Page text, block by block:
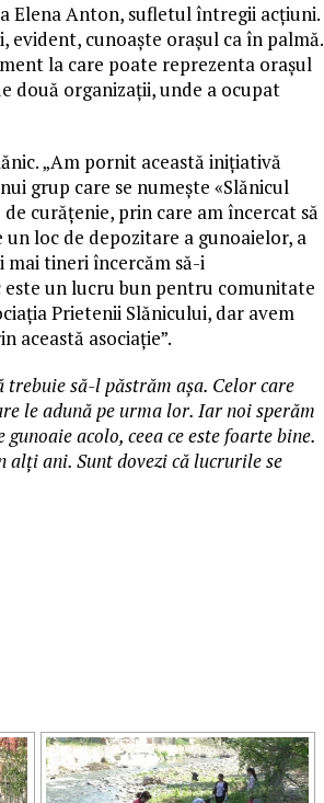
Elena Anton, sufletul întregii acțiuni.
cunoaște orașul ca în palmă.
la care poate reprezenta orașul
două organizații, unde a ocupat
„Am pornit această inițiativă
grup care se numește «Slănicul
curățenie, prin care am încercat să
loc de depozitare a gunoaielor, a
mai tineri încercăm să-i
un lucru bun pentru comunitate
Prietenii Slănicului, dar avem
această asociație”.
să-l păstrăm așa. Celor care
le adună pe urma lor. Iar noi sperăm
acolo, ceea ce este foarte bine.
alți ani. Sunt dovezi că lucrurile se